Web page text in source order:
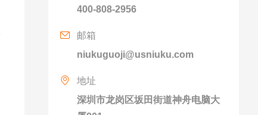
400-808-2956
邮箱
niukuguoji@usniuku.com
地址
深圳市龙岗区坂田街道神舟电脑大